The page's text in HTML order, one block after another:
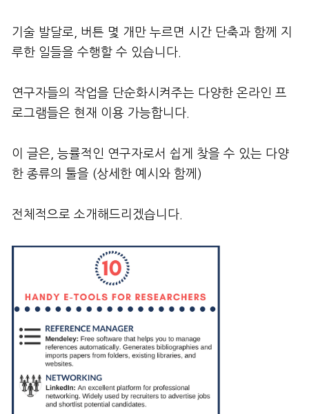
기술 발달로, 버튼 몇 개만 누르면 시간 단축과 함께 지
루한 일들을 수행할 수 있습니다.
연구자들의 작업을 단순화시켜주는 다양한 온라인 프
로그램들은 현재 이용 가능합니다.
이 글은, 능률적인 연구자로서 쉽게 찾을 수 있는 다양
한 종류의 툴을 (상세한 예시와 함께)
전체적으로 소개해드리겠습니다.